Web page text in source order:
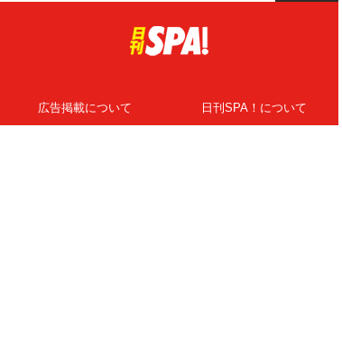
広告掲載について 日刊SPA！について